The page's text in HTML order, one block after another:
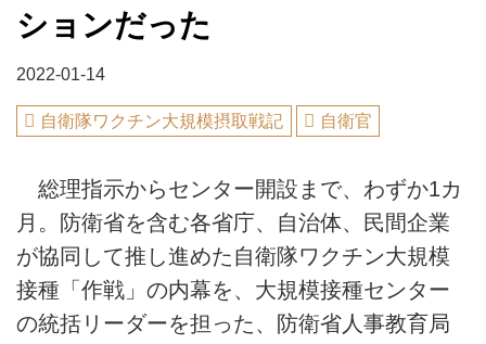
ションだった
2022-01-14
自衛隊ワクチン大規模摂取戦記 自衛官
総理指示からセンター開設まで、わずか1カ
月。防衛省を含む各省庁、自治体、民間企業
が協同して推し進めた自衛隊ワクチン大規模
接種「作戦」の内幕を、大規模接種センター
の統括リーダーを担った、防衛省人事教育局